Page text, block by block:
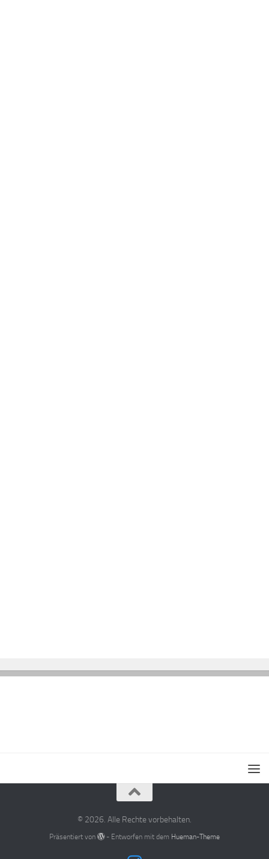
© 2026. Alle Rechte vorbehalten.
Präsentiert von - Entworfen mit dem Hueman-Theme